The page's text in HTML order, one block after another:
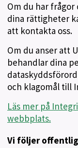
Om du har
dina rättigheter
att kontakta oss.
Om du anser att
behandlar dina
och klagomål till
Läs mer på
webbplats.
Vi följer